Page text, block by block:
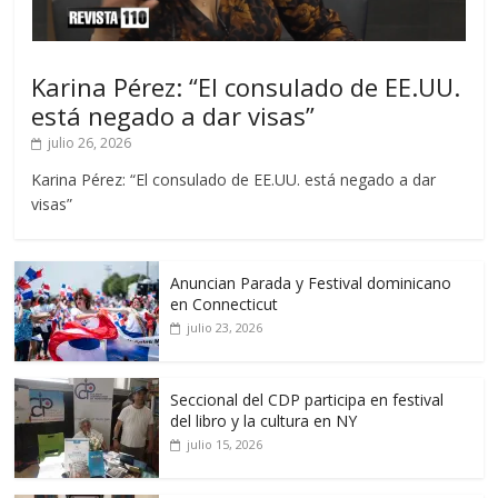
Karina Pérez: “El consulado de EE.UU.
está negado a dar visas”
julio 26, 2026
Karina Pérez: “El consulado de EE.UU. está negado a dar
visas”
Anuncian Parada y Festival dominicano
en Connecticut
julio 23, 2026
Seccional del CDP participa en festival
del libro y la cultura en NY
julio 15, 2026